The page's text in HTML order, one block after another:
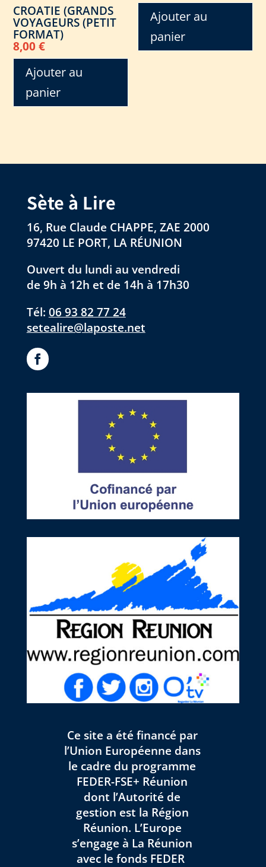
CROATIE (GRANDS
VOYAGEURS (PETIT
FORMAT)
8,00€
Ajouter au
panier
Ajouter au
panier
Sète à Lire
16, Rue Claude CHAPPE, ZAE 2000
97420 LE PORT, LA RÉUNION
Ouvert du lundi au vendredi
de 9h à 12h et de 14h à 17h30
Tél: 06 93 82 77 24
setealire@laposte.net
Ce site a été financé par
l’Union Européenne dans
le cadre du programme
FEDER-FSE+ Réunion
dont l’Autorité de
gestion est la Région
Réunion. L’Europe
s’engage à La Réunion
avec le fonds FEDER